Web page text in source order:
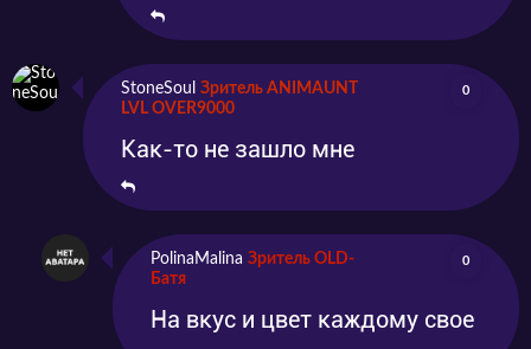
StoneSoul Зритель ANIMAUNT
LVL OVER9000
0
Как-то не зашло мне
PolinaMalina Зритель OLD-
Батя
0
На вкус и цвет каждому свое